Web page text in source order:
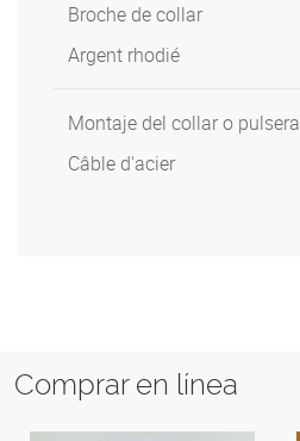
Broche de collar
Argent rhodié
Montaje del collar o pulsera
Câble d'acier
Comprar en línea